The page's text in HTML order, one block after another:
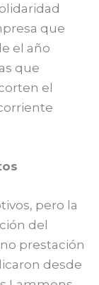
que
el año
que
el
pero la
del
prestación
desde